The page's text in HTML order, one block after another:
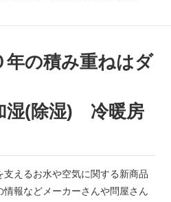
湿(除湿) 冷暖房
えるお水や空気に関する新商品
報などメーカーさんや問屋さん